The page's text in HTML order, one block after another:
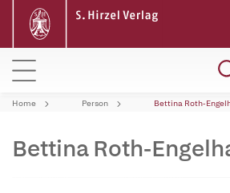
Home Person Bettina Roth-
Bettina Roth-